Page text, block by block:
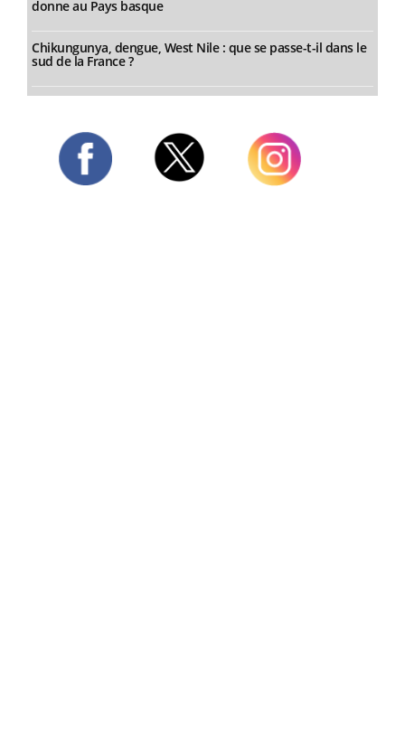
donne au Pays basque
Chikungunya, dengue, West Nile : que se passe-t-il dans le
sud de la France ?